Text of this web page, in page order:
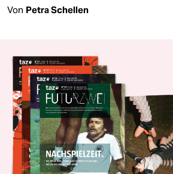
Von Petra Schellen